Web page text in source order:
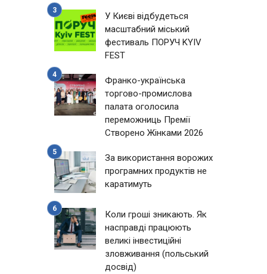
У Києві відбудеться
масштабний міський
фестиваль ПОРУЧ KYIV
FEST
Франко-українська
торгово-промислова
палата оголосила
переможниць Премії
Створено Жінками 2026
За використання ворожих
програмних продуктів не
каратимуть
Коли гроші зникають. Як
насправді працюють
великі інвестиційні
зловживання (польський
досвід)